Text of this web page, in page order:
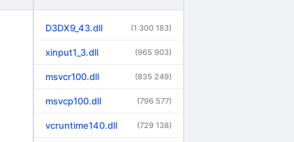
D3DX9_43.dll (1 300 183)
xinput1_3.dll (965 903)
msvcr100.dll (835 249)
msvcp100.dll (796 577)
vcruntime140.dll (729 138)